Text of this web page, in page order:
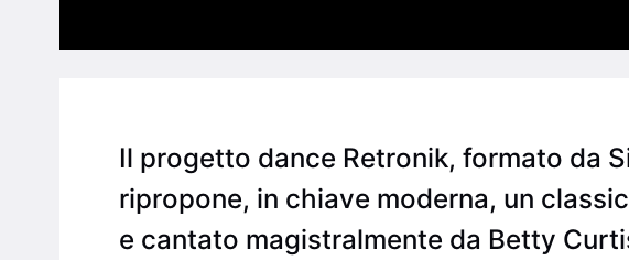
Il progetto dance Retronik, formato da
ripropone, in chiave moderna, un
e cantato magistralmente da Betty